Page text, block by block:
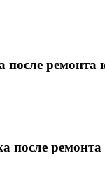
после ремонта
после